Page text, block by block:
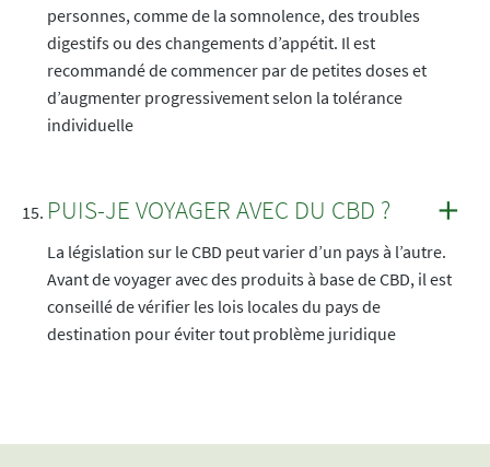
personnes, comme de la somnolence, des troubles
digestifs ou des changements d’appétit. Il est
recommandé de commencer par de petites doses et
d’augmenter progressivement selon la tolérance
individuelle
PUIS-JE VOYAGER AVEC DU CBD ?
La législation sur le CBD peut varier d’un pays à l’autre.
Avant de voyager avec des produits à base de CBD, il est
conseillé de vérifier les lois locales du pays de
destination pour éviter tout problème juridique